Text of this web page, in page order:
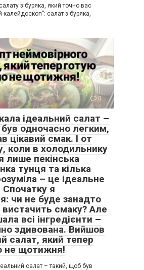
з буряка, який точно вас
калейдоскоп”: салат з буряка,
0
ідеальний салат –
одночасно легким,
цікавий смак. І от
коли в холодильнику
лише пекінська
тунця та кілька
– це ідеальне
я
чи не буде занадто
смаку? Але
всі інгредієнти –
здивована. Вийшов
салат, який тепер
не щотижня!
салат – такий, щоб був